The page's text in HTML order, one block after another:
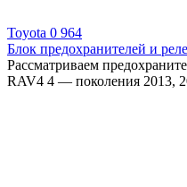
Toyota 0 964
Блок предохранителей и
Рассматриваем
RAV4 4 — поколения 2013,